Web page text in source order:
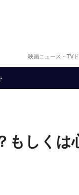
映画ニュース・TV
もしくは